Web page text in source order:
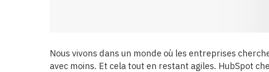
Nous vivons dans un monde où les entreprises
avec moins. Et cela tout en restant agiles. HubSpot